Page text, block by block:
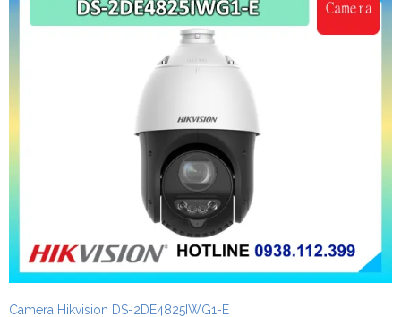
Camera Hikvision DS-2DE4825IWG1-E